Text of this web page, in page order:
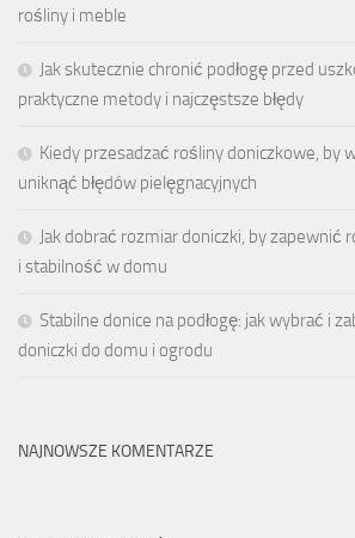
rośliny i meble
Jak skutecznie chronić podłogę przed
praktyczne metody i najczęstsze błędy
Kiedy przesadzać rośliny doniczkowe, by
uniknąć błędów pielęgnacyjnych
Jak dobrać rozmiar doniczki, by zapewnić
i stabilność w domu
Stabilne donice na podłogę: jak wybrać i
doniczki do domu i ogrodu
NAJNOWSZE KOMENTARZE